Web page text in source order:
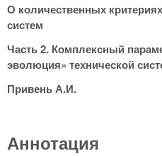
О количественных
систем
Часть 2. Комплексный
эволюция» технической
Привень А.И.
Аннотация